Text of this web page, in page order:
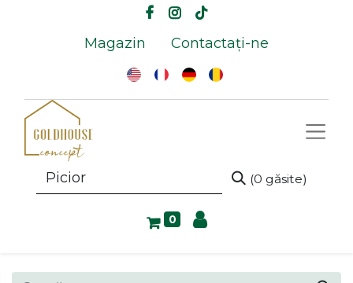
Magazin Contactați-ne
(0 găsite)
0